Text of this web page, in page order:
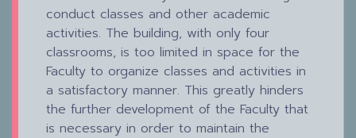
conduct classes and other academic
activities. The building, with only four
classrooms, is too limited in space for the
Faculty to organize classes and activities in
a satisfactory manner. This greatly hinders
the further development of the Faculty that
is necessary in order to maintain the